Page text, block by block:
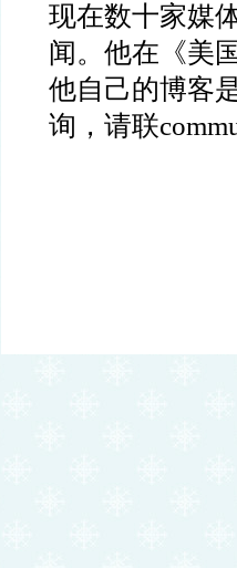
现在数十家媒
闻。他在《美
他自己的博客
询，请联